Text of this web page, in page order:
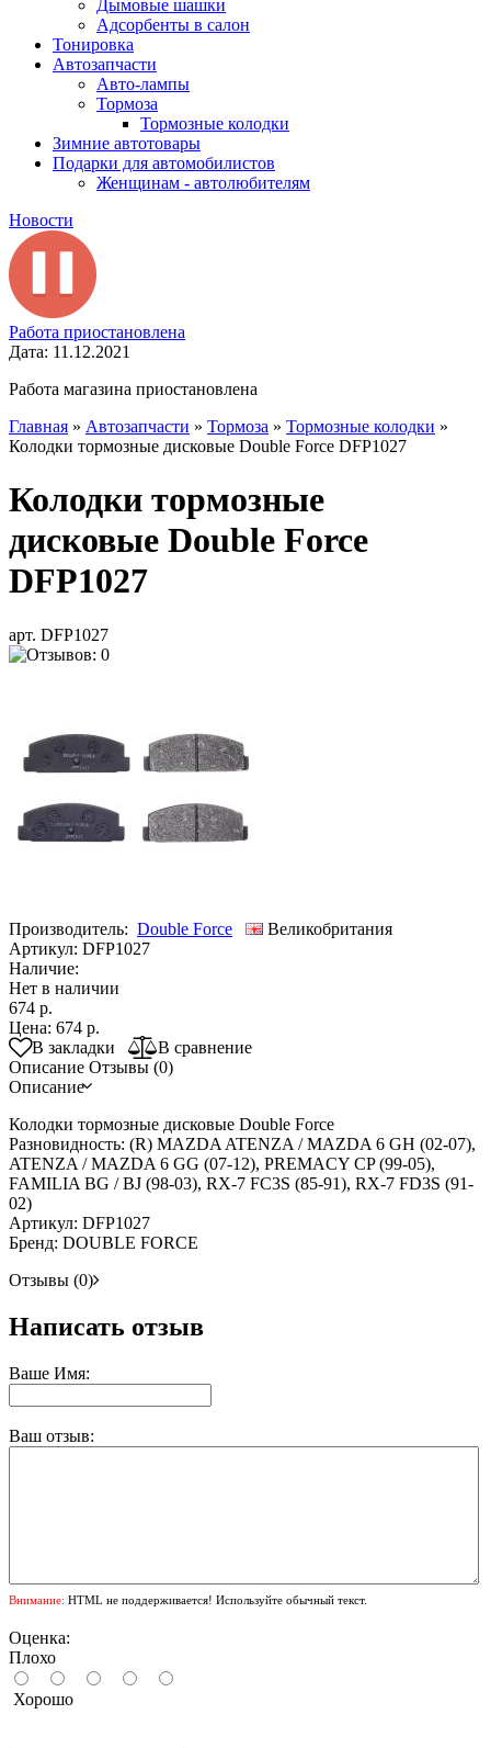
Дымовые шашки
Адсорбенты в салон
Тонировка
Автозапчасти
Авто-лампы
Тормоза
Тормозные колодки
Зимние автотовары
Подарки для автомобилистов
Женщинам - автолюбителям
Новости
Работа приостановлена
Дата: 11.12.2021
Работа магазина приостановлена
Главная » Автозапчасти » Тормоза » Тормозные колодки »
Колодки тормозные дисковые Double Force DFP1027
Колодки тормозные
дисковые Double Force
DFP1027
арт. DFP1027
Производитель: Double Force
Великобритания
Артикул: DFP1027
Наличие:
Нет в наличии
674 р.
Цена: 674 р.
В закладки
В сравнение
Описание Отзывы (0)
Описание
Колодки тормозные дисковые Double Force
Разновидность: (R) MAZDA ATENZA / MAZDA 6 GH (02-07),
ATENZA / MAZDA 6 GG (07-12), PREMACY CP (99-05),
FAMILIA BG / BJ (98-03), RX-7 FC3S (85-91), RX-7 FD3S (91-
02)
Артикул: DFP1027
Бренд: DOUBLE FORCE
Отзывы (0)
Написать отзыв
Ваше Имя:
Ваш отзыв:
Внимание: HTML не поддерживается! Используйте обычный текст.
Оценка:
Плохо
Хорошо